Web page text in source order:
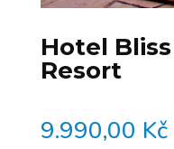
Hotel
Resort
9.990,00 Kč